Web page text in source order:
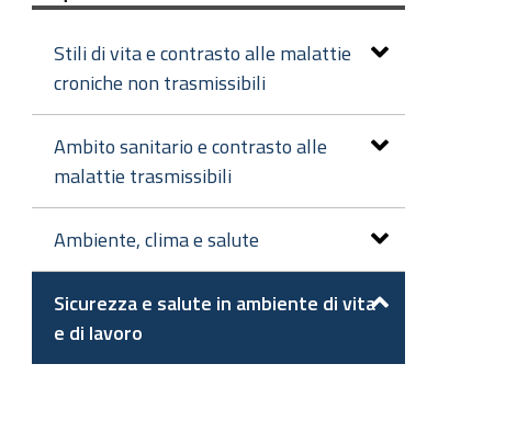
Stili di vita e contrasto alle malattie
croniche non trasmissibili
Ambito sanitario e contrasto alle
malattie trasmissibili
Ambiente, clima e salute
Sicurezza e salute in ambiente di vita
e di lavoro